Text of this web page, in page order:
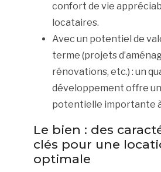
confort de vie
locataires.
Avec un potentiel de
terme (projets
rénovations, etc.) : un
développement offre
potentielle importante
Le bien : des
clés pour une
optimale